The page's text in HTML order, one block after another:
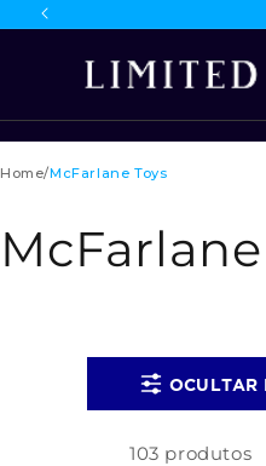
Home/McFarlane Toys
OCULTAR
103 produtos